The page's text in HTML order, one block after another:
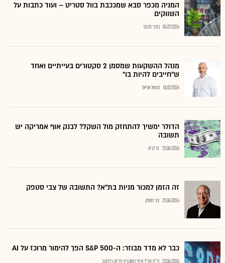
המניה מכפר סבא שמככבת בוול סטריט – ועוד כתבות על
השווקים
04.07.2026 כתבי גלובס
מנהל ההשקעות שמסמן 2 סקטורים בעייתיים ואחד
ש"חייבים להיות בו"
01.07.2026 נתנאל אריאל
הדולר ימשיך להתחזק מול השקל? לבנק אוף אמריקה יש
תשובה
25.06.2026 בר לביא
זה הזמן למכור מניות בת"א? התשובה של צבי סטפק
25.06.2026 צבי סטפק
כבר לא מדד מבוזר: ה-S&P 500 הפך להימור מרוכז על AI
23.06.2026 רו"ח ועו"ד איתי רושקביץ ודרינה רזניקוב